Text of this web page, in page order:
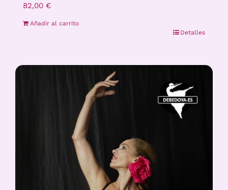
82,00 €
Añadir al carrito
Detalles